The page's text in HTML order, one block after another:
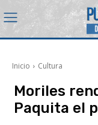
Inicio Cultura
Moriles
Paquita el